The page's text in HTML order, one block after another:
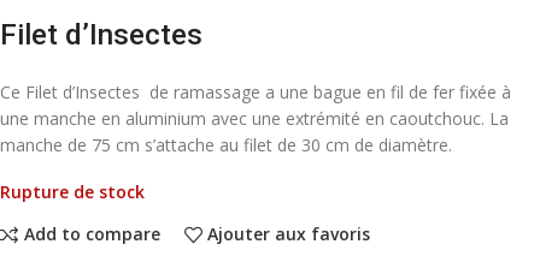
Filet d’Insectes
Ce Filet d’Insectes de ramassage a une bague en fil de fer fixée à
une manche en aluminium avec une extrémité en caoutchouc. La
manche de 75 cm s’attache au filet de 30 cm de diamètre.
Rupture de stock
Add to compare
Ajouter aux favoris